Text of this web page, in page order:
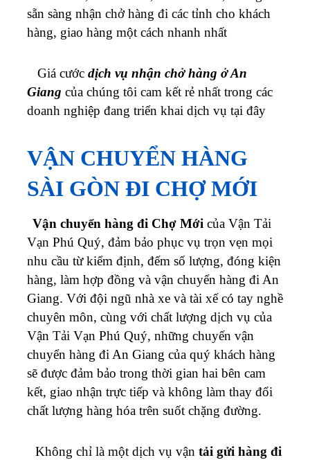
sẵn sàng nhận chở hàng đi các tỉnh cho khách
hàng, giao hàng một cách nhanh nhất
Giá cước dịch vụ nhận chở hàng ởAn
Giang của chúng tôi cam kết rẻ nhất trong các
doanh nghiệp đang triển khai dịch vụ tại đây
VẬN CHUYỂN HÀNG
SÀI GÒN ĐI CHỢ MỚI
Vận chuyển hàng đi Chợ Mới của Vận Tải
Vạn Phú Quý, đảm bảo phục vụ trọn vẹn mọi
nhu cầu từ kiểm định, đếm số lượng, đóng kiện
hàng, làm hợp đồng và vận chuyển hàng đi An
Giang. Với đội ngũ nhà xe và tài xế có tay nghề
chuyên môn, cùng với chất lượng dịch vụ của
Vận Tải Vạn Phú Quý, những chuyến vận
chuyển hàng đi An Giang của quý khách hàng
sẽ được đảm bảo trong thời gian hai bên cam
kết, giao nhận trực tiếp và không làm thay đổi
chất lượng hàng hóa trên suốt chặng đường.
Không chỉ là một dịch vụ vận tải gửi hàng đi